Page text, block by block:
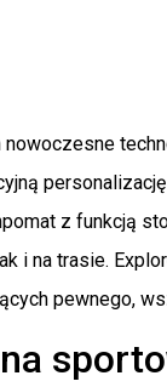
z funkcją
i na trasie.
pewnego,